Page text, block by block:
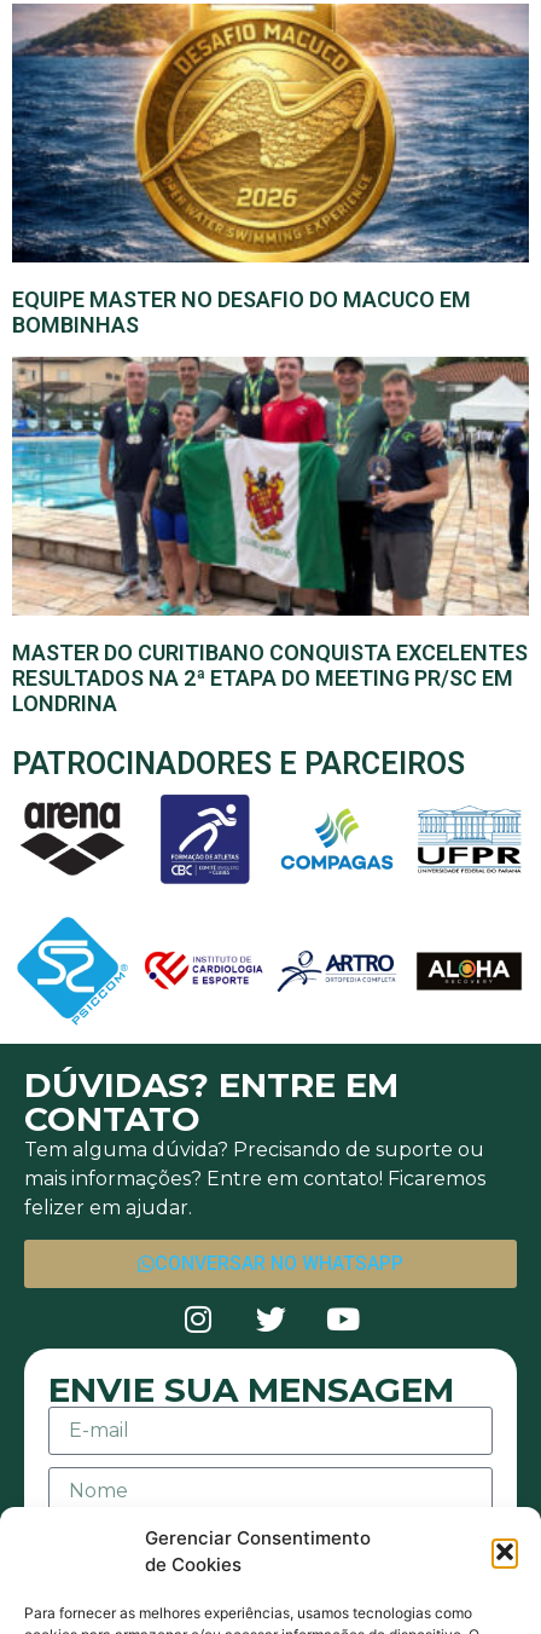
Gerenciar Consentimento
de Cookies
Para fornecer as melhores experiências, usamos tecnologias como
EQUIPE MASTER NO DESAFIO DO MACUCO EM
BOMBINHAS
MASTER DO CURITIBANO CONQUISTA EXCELENTES
RESULTADOS NA 2ª ETAPA DO MEETING PR/SC EM
LONDRINA
PATROCINADORES E PARCEIROS
DÚVIDAS? ENTRE EM
CONTATO
Tem alguma dúvida? Precisando de suporte ou
mais informações? Entre em contato! Ficaremos
felizer em ajudar.
CONVERSAR NO WHATSAPP
ENVIE SUA MENSAGEM